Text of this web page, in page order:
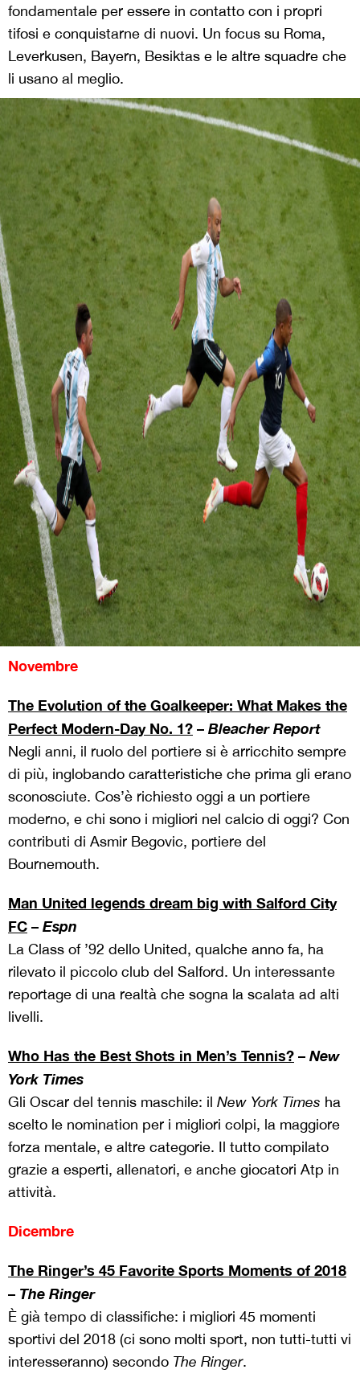
fondamentale per essere in contatto con i propri
tifosi e conquistarne di nuovi. Un focus su Roma,
Leverkusen, Bayern, Besiktas e le altre squadre che
li usano al meglio.
Novembre
The Evolution of the Goalkeeper: What Makes the
Perfect Modern-Day No. 1? – Bleacher Report
Negli anni, il ruolo del portiere si è arricchito sempre
di più, inglobando caratteristiche che prima gli erano
sconosciute. Cos’è richiesto oggi a un portiere
moderno, e chi sono i migliori nel calcio di oggi? Con
contributi di Asmir Begovic, portiere del
Bournemouth.
Man United legends dream big with Salford City
FC – Espn
La Class of ’92 dello United, qualche anno fa, ha
rilevato il piccolo club del Salford. Un interessante
reportage di una realtà che sogna la scalata ad alti
livelli.
Who Has the Best Shots in Men’s Tennis? – New
York Times
Gli Oscar del tennis maschile: il New York Times ha
scelto le nomination per i migliori colpi, la maggiore
forza mentale, e altre categorie. Il tutto compilato
grazie a esperti, allenatori, e anche giocatori Atp in
attività.
Dicembre
The Ringer’s 45 Favorite Sports Moments of 2018
– The Ringer
È già tempo di classifiche: i migliori 45 momenti
sportivi del 2018 (ci sono molti sport, non tutti-tutti vi
interesseranno) secondo The Ringer.